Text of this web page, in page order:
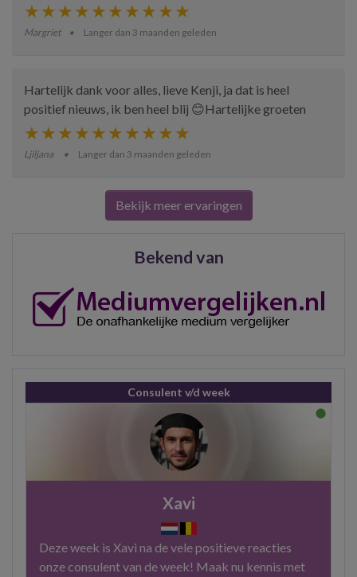
Margriet Langer dan 3 maanden geleden
Hartelijk dank voor alles, lieve Kenji, ja dat is heel
positief nieuws, ik ben heel blij 😊Hartelijke groeten
Ljiljana Langer dan 3 maanden geleden
Bekijk meer ervaringen
Bekend van
Consulent v/d week
Xavi
Deze week is Xavi na de vele positieve reacties
onze consulent van de week! Maak nu kennis met